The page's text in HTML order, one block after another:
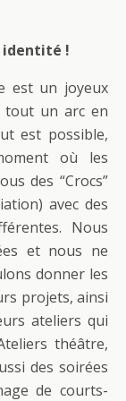
identité !
est un joyeux
tout un arc en
est possible,
où les
des “Crocs”
avec des
Nous
et nous ne
donner les
projets, ainsi
ateliers qui
théâtre,
des soirées
de courts-